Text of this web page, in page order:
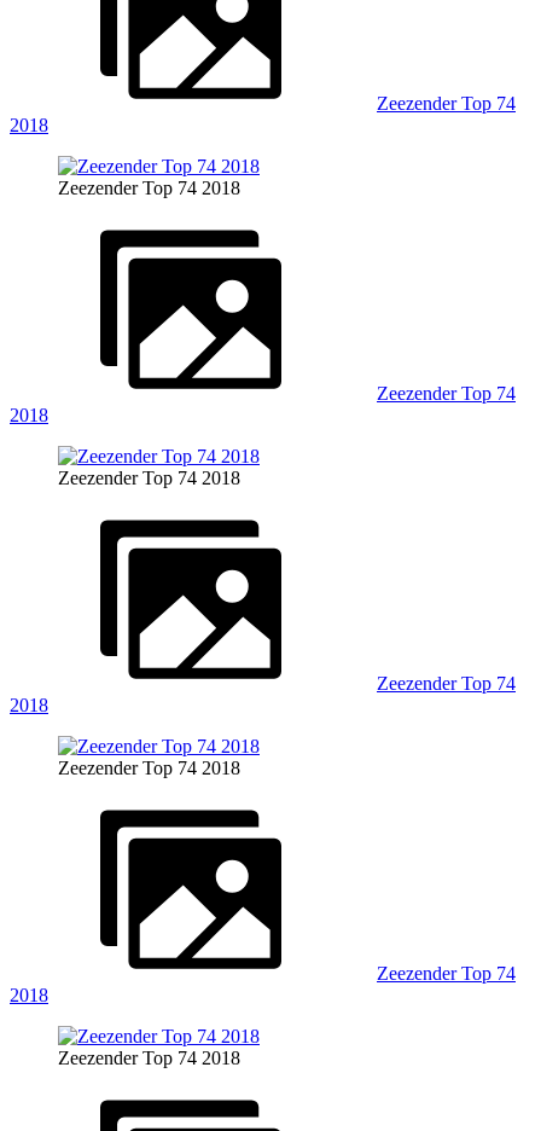
Zeezender Top 74
2018
Zeezender Top 74 2018
Zeezender Top 74
2018
Zeezender Top 74 2018
Zeezender Top 74
2018
Zeezender Top 74 2018
Zeezender Top 74
2018
Zeezender Top 74 2018